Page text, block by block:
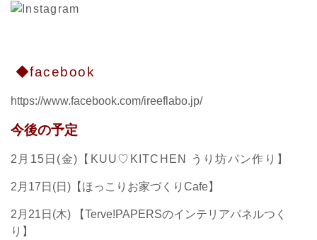
◆facebook
https://www.facebook.com/ireeflabo.jp/
今後の予定
2月15日(金)【KUU♡KITCHEN うり坊パン作り】
2月17日(日)【ほっこりお家づくりCafe】
2月21日(木) 【Terve!PAPERSのインテリアパネルつく
り】